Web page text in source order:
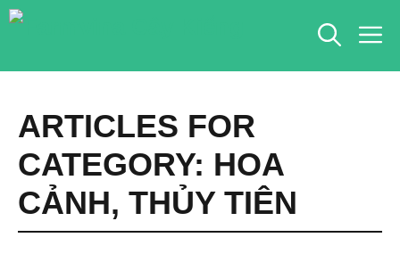
Chuyển
ARTICLES FOR
CATEGORY: HOA
CẢNH, THỦY TIÊN